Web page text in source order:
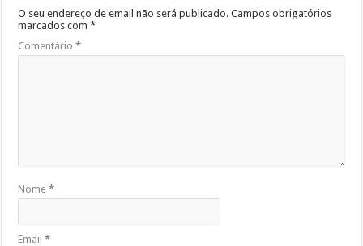
O seu endereço de email não será publicado. Campos obrigatórios
marcados com*
Comentário*
Nome*
Email*